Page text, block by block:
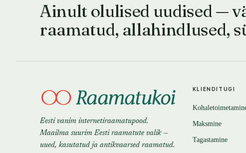
Ainult olulised uudised —
raamatud, allahindlused,
Eesti vanim internetiraamatupood.
Maailma suurim Eesti raamatute valik —
uued, kasutatud ja antikvaarsed raamatud.
KLIENDITUGI
Maksmine
Tagastamine